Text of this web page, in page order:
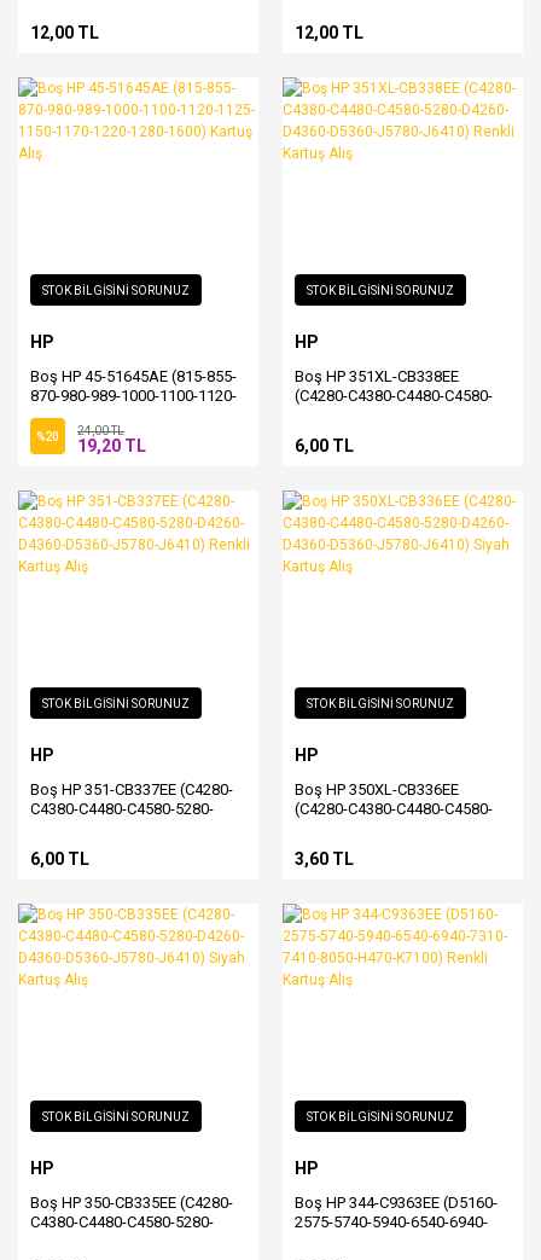
F4180) Renkli Kartuş Alış
12,00 TL
Siyah Kartuş Alış
12,00 TL
STOK BİLGİSİNİ SORUNUZ
HP
Boş HP 45-51645AE (815-855-
870-980-989-1000-1100-1120-
1125-1150-1170-1220-1280-
1600) Kartuş Alış
%20 24,00 TL
19,20 TL
STOK BİLGİSİNİ SORUNUZ
HP
Boş HP 351XL-CB338EE
(C4280-C4380-C4480-C4580-
J5780-J6410) Renkli Kartuş
Alış
6,00 TL
STOK BİLGİSİNİ SORUNUZ
HP
Boş HP 351-CB337EE (C4280-
C4380-C4480-C4580-5280-
J6410) Renkli Kartuş Alış
6,00 TL
STOK BİLGİSİNİ SORUNUZ
HP
Boş HP 350XL-CB336EE
(C4280-C4380-C4480-C4580-
J5780-J6410) Siyah Kartuş Alış
3,60 TL
STOK BİLGİSİNİ SORUNUZ
HP
Boş HP 350-CB335EE (C4280-
C4380-C4480-C4580-5280-
STOK BİLGİSİNİ SORUNUZ
HP
Boş HP 344-C9363EE (D5160-
2575-5740-5940-6540-6940-